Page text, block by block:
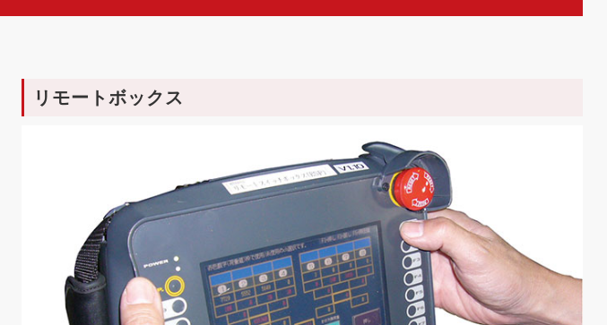
リモートボックス